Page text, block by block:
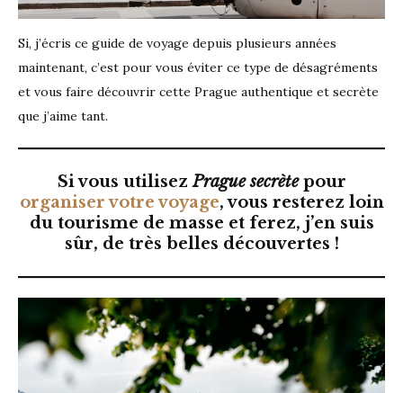
Si, j’écris ce guide de voyage depuis plusieurs années
maintenant, c’est pour vous éviter ce type de désagréments
et vous faire découvrir cette Prague authentique et secrète
que j’aime tant.
Si vous utilisezPrague secrètepour
organiser votre voyage, vous resterez loin
du tourisme de masse et ferez, j’en suis
sûr, de très belles découvertes !